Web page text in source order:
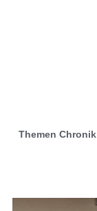
Themen Chronik